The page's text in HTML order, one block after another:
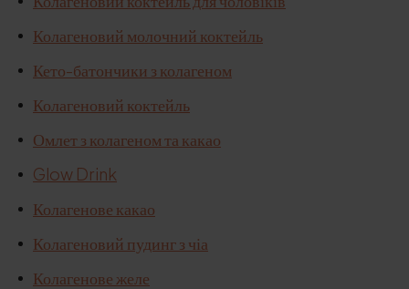
Колагеновий молочний коктейль
Кето-батончики з колагеном
Колагеновий коктейль
Омлет з колагеном та какао
Glow Drink
Колагенове какао
Колагеновий пудинг з чіа
Колагенове желе